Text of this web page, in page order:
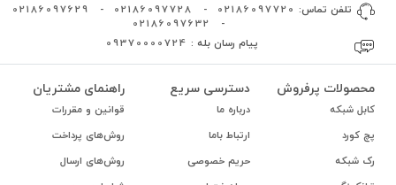
تلفن تماس: 02186097720
-
02186097728
-
02186097629
-
02186097632
پیام رسان بله : 09370000724
محصولات پرفروش
کابل شبکه
پچ کورد
رک شبکه
دسترسی سریع
درباره ما
ارتباط باما
حریم خصوصی
راهنمای مشتریان
قوانین و مقررات
روش‌های پرداخت
روش‌های ارسال